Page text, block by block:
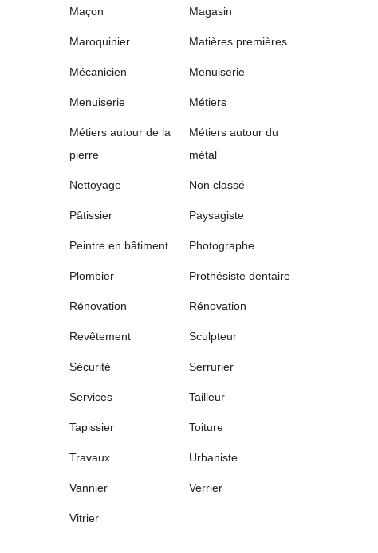
Maçon Magasin
Maroquinier Matières premières
Mécanicien Menuiserie
Menuiserie Métiers
Métiers autour de la
pierre
Métiers autour du
métal
Nettoyage Non classé
Pâtissier Paysagiste
Peintre en bâtiment Photographe
Plombier Prothésiste dentaire
Rénovation Rénovation
Revêtement Sculpteur
Sécurité Serrurier
Services Tailleur
Tapissier Toiture
Travaux Urbaniste
Vannier Verrier
Vitrier